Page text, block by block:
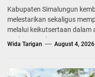
Kabupaten Simalungun
melestarikan sekaligus
melalui keikutsertaan dalam
Fashion Week...
Wida Tarigan August 4, 2026